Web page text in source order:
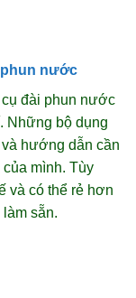
phun nước
đài phun nước
Những bộ dụng
hướng dẫn cần
mình. Tùy
và có thể rẻ hơn
sẵn.